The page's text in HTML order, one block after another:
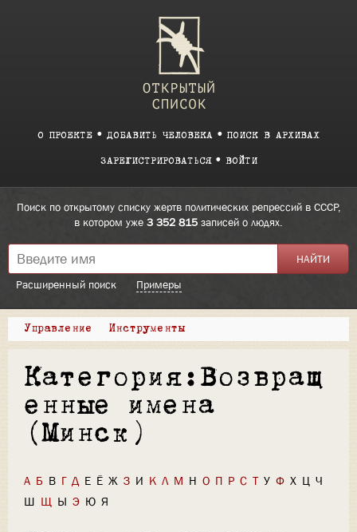
О ПРОЕКТЕ ДОБАВИТЬ ЧЕЛОВЕКА ПОИСК В АРХИВАХ
ЗАРЕГИСТРИРОВАТЬСЯ ВОЙТИ
Поиск по открытому списку жертв политических репрессий в СССР,
в котором уже 3 352 815 записей о людях.
Расширенный поиск Примеры
Управление Инструменты
Категория:Возвращ
енные имена
(Минск)
А Б В Г Д Е Ё Ж З И К Л М Н О П Р С Т У Ф Х Ц Ч
Ш Щ Ы Э Ю Я